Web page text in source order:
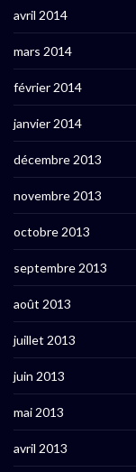
avril 2014
mars 2014
février 2014
janvier 2014
décembre 2013
novembre 2013
octobre 2013
septembre 2013
août 2013
juillet 2013
juin 2013
mai 2013
avril 2013